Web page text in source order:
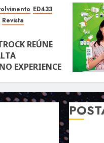
ED433
Revista
REÚNE
EXPERIENCE
119
A